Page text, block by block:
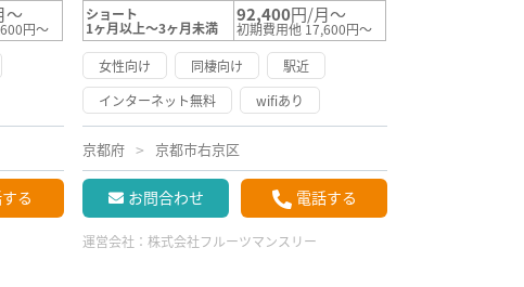
～
円～
る
ショート
1ヶ月以上～3ヶ月未満
92,400円/月～
初期費用他 17,600円～
女性向け
同棲向け
駅近
インターネット無料
wifiあり
京都府 京都市右京区
お問合わせ 電話する
運営会社：株式会社フルーツマンスリー